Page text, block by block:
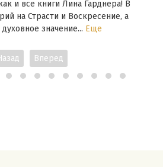
и все книги Лина Гарднера! В
на Страсти и Воскресение, а
значение... Еще
Вперед